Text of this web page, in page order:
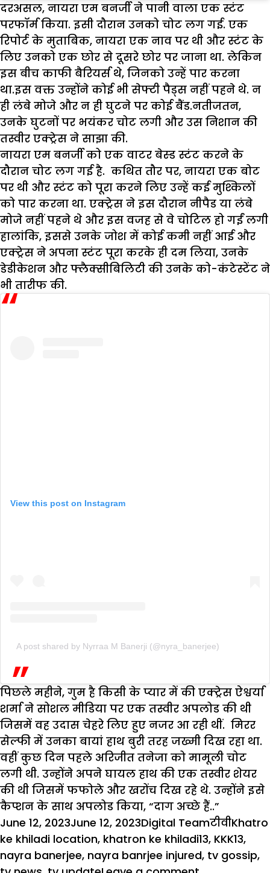
दरअसल, नायरा एम बनर्जी ने पानी वाला एक स्टंट
परफॉर्म किया. इसी दौरान उनको चोट लग गई. एक
रिपोर्ट के मुताबिक, नायरा एक नाव पर थी और स्टंट के
लिए उनको एक छोर से दूसरे छोर पर जाना था. लेकिन
इस बीच काफी बैरियर्स थे, जिनको उन्हें पार करना
था.इस वक्त उन्होंने कोई भी सेफ्टी पैड्स नहीं पहने थे. न
ही लंबे मोजे और न ही घुटने पर कोई बैंड.नतीजतन,
उनके घुटनों पर भयंकर चोट लगी और उस निशान की
तस्वीर एक्ट्रेस ने साझा की.
नायरा एम बनर्जी को एक वाटर बेस्ड स्टंट करने के
दौरान चोट लग गई है. कथित तौर पर, नायरा एक बोट
पर थी और स्टंट को पूरा करने लिए उन्हें कई मुश्किलों
को पार करना था. एक्ट्रेस ने इस दौरान नीपैड या लंबे
मोजे नहीं पहने थे और इस वजह से वे चोटिल हो गईं लगी
हालांकि, इससे उनके जोश में कोई कमी नहीं आई और
एक्ट्रेस ने अपना स्टंट पूरा करके ही दम लिया, उनके
डेडीकेशन और फ्लैक्सीबिलिटी की उनके को-कंटेस्टेंट ने
भी तारीफ की.
View this post on Instagram
A post shared by Nyrraa M Banerji (@nyra_banerjee)
पिछले महीने, गुम है किसी के प्यार में की एक्ट्रेस ऐश्वर्या
शर्मा ने सोशल मीडिया पर एक तस्वीर अपलोड की थी
जिसमें वह उदास चेहरे लिए हुए नजर आ रही थीं. मिरर
सेल्फी में उनका बायां हाथ बुरी तरह जख्मी दिख रहा था.
वहीं कुछ दिन पहले अरिजीत तनेजा को मामूली चोट
लगी थी. उन्होंने अपने घायल हाथ की एक तस्वीर शेयर
की थी जिसमें फफोले और खरोंच दिख रहे थे. उन्होंने इसे
कैप्शन के साथ अपलोड किया, “दाग अच्छे हैं..”
Posted
on
June 12, 2023June 12, 2023Author
Digital TeamCategories
टीवीTags
Khatro
ke khiladi location, khatron ke khiladi13, KKK13,
nayra banerjee, nayra banrjee injured, tv gossip,